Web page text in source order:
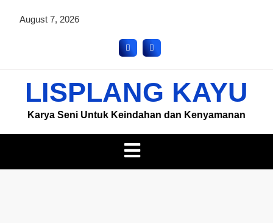
August 7, 2026
LISPLANG KAYU
Karya Seni Untuk Keindahan dan Kenyamanan